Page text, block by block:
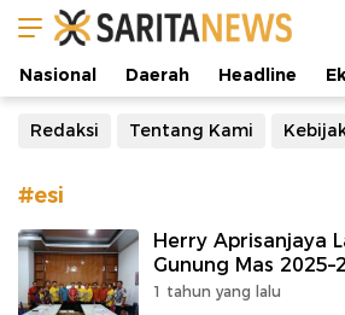
Manifestasi Arus Kebenaran
Nasional Daerah Headline
Redaksi Tentang Kami
#esi
Herry Aprisanjaya
Gunung Mas
1 tahun yang lalu